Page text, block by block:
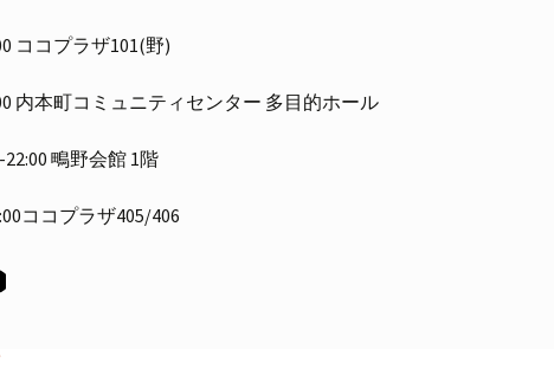
ココプラザ101(野)
内本町コミュニティセンター 多目的ホール
鴫野会館 1階
ココプラザ405/406